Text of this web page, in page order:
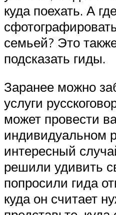
куда поехать. А
семьей? Это
подсказать гиды.
Заранее можно
услуги
может провести
индивидуальном
интересный
решили удивить
попросили гида
куда он считает